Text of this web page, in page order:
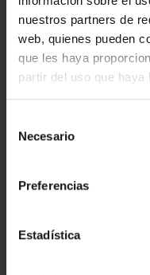
nuestros partners de
web, quienes pueden
que les haya
partir del uso que
Necesario
Preferencias
Estadística
Nom
Telèfon
E-